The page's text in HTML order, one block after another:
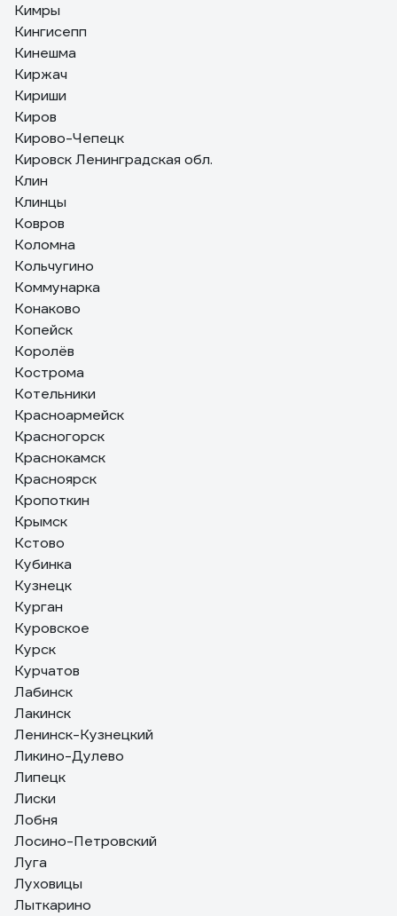
Кимры
Кингисепп
Кинешма
Киржач
Кириши
Киров
Кирово-Чепецк
Кировск Ленинградская обл.
Клин
Клинцы
Ковров
Коломна
Кольчугино
Коммунарка
Конаково
Копейск
Королёв
Кострома
Котельники
Красноармейск
Красногорск
Краснокамск
Красноярск
Кропоткин
Крымск
Кстово
Кубинка
Кузнецк
Курган
Куровское
Курск
Курчатов
Лабинск
Лакинск
Ленинск-Кузнецкий
Ликино-Дулево
Липецк
Лиски
Лобня
Лосино-Петровский
Луга
Луховицы
Лыткарино